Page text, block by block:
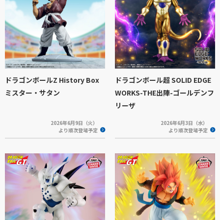
ドラゴンボールZ History Box
ミスター・サタン
2026年6月9日（火）
より順次登場予定
ドラゴンボール超 SOLID EDGE
WORKS-THE出陣-ゴールデンフ
リーザ
2026年6月3日（水）
より順次登場予定